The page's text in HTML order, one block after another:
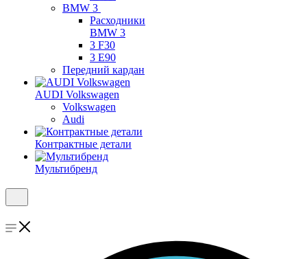
BMW 3
Расходники
BMW 3
3 F30
3 E90
Передний кардан
AUDI Volkswagen
Volkswagen
Audi
Контрактные детали
Мультибренд